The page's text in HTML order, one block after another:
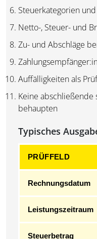
Steuerkategorien
Netto-, Steuer- und
Zu- und Abschläge
Auffälligkeiten als
Keine
behaupten
Typisches
PRÜFFELD
Rechnungsdatum
Leistungszeitraum
Steuerbetrag